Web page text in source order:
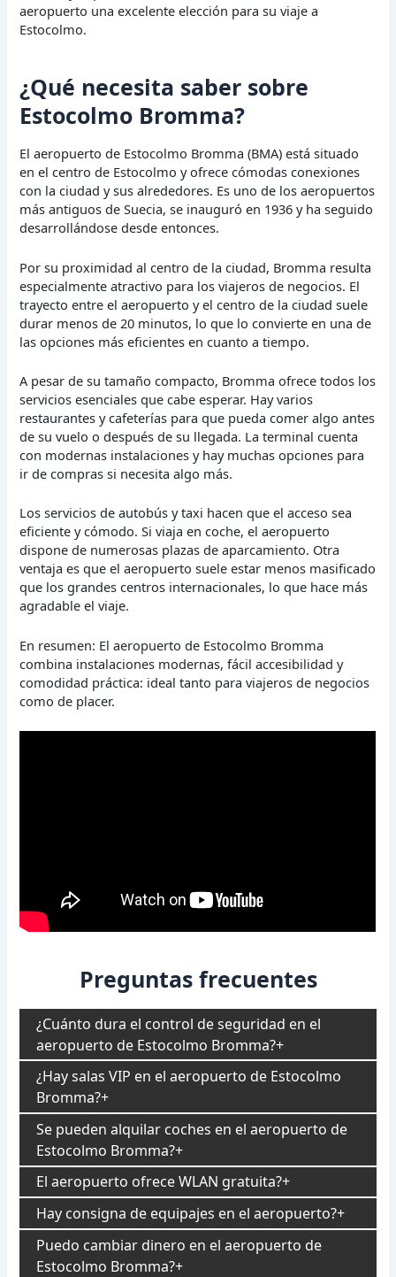
aeropuerto una excelente elección para su viaje a
Estocolmo.
¿Qué necesita saber sobre
Estocolmo Bromma?
El aeropuerto de Estocolmo Bromma (BMA) está situado
en el centro de Estocolmo y ofrece cómodas conexiones
con la ciudad y sus alrededores. Es uno de los aeropuertos
más antiguos de Suecia, se inauguró en 1936 y ha seguido
desarrollándose desde entonces.
Por su proximidad al centro de la ciudad, Bromma resulta
especialmente atractivo para los viajeros de negocios. El
trayecto entre el aeropuerto y el centro de la ciudad suele
durar menos de 20 minutos, lo que lo convierte en una de
las opciones más eficientes en cuanto a tiempo.
A pesar de su tamaño compacto, Bromma ofrece todos los
servicios esenciales que cabe esperar. Hay varios
restaurantes y cafeterías para que pueda comer algo antes
de su vuelo o después de su llegada. La terminal cuenta
con modernas instalaciones y hay muchas opciones para
ir de compras si necesita algo más.
Los servicios de autobús y taxi hacen que el acceso sea
eficiente y cómodo. Si viaja en coche, el aeropuerto
dispone de numerosas plazas de aparcamiento. Otra
ventaja es que el aeropuerto suele estar menos masificado
que los grandes centros internacionales, lo que hace más
agradable el viaje.
En resumen: El aeropuerto de Estocolmo Bromma
combina instalaciones modernas, fácil accesibilidad y
comodidad práctica: ideal tanto para viajeros de negocios
como de placer.
Preguntas frecuentes
¿Cuánto dura el control de seguridad en el
aeropuerto de Estocolmo Bromma?
¿Hay salas VIP en el aeropuerto de Estocolmo
Bromma?
Se pueden alquilar coches en el aeropuerto de
Estocolmo Bromma?
El aeropuerto ofrece WLAN gratuita?
Hay consigna de equipajes en el aeropuerto?
Puedo cambiar dinero en el aeropuerto de
Estocolmo Bromma?